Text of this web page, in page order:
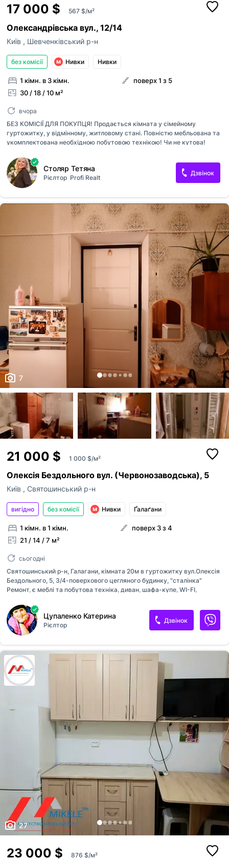
17 000 $ 567 $/м²
Олександрівська вул., 12/14
Київ , Шевченківський р-н
без комісії Нивки Нивки
1 кімн. в 3 кімн.
30 / 18 / 10 м²
поверх 1 з 5
вчора
БЕЗ КОМІСІЇ ДЛЯ ПОКУПЦЯ! Продається кімната у сімейному
гуртожитку, у відмінному, житловому стані. Повністю мебльована та
укомплектована необхідною побутовою технікою! Чи не кутова!
взимку дуже тепло, влітку-прохолодно! Секція на 8 власників. Кухня
велика. Кожен власник має індивідуальне місце для приготування
їжі. Є кімната для сушіння, де кожен власник має свою пральну
машину. Душова обкладена плиткою, бойлер. Інфраструктура
розвинена: поряд дитячі садки, школи, супермаркети, ресторани.
Дуже вигідна пропозиція, та зручне місце розташування! Продаж
здійснюється за договором та ціною, узгодженою з власником, без
Столяр Тетяна
Рієлтор Profi Realt
Дзвінок
7
21 000 $ 1 000 $/м²
Олексія Бездольного вул. (Червонозаводська), 5
Київ , Святошинський р-н
вигідно без комісії Нивки Ґалаґани
1 кімн. в 1 кімн.
21 / 14 / 7 м²
поверх 3 з 4
сьогодні
Святошинський р-н, Галагани, кімната 20м в гуртожитку вул.Олексія
Бездольного, 5, 3/4-поверхового цегляного будинку, "сталінка"
Ремонт, є меблі та побутова техніка, диван, шафа-купе, WI-FI,
зупинки траспорту на усі напрямки(Берестейський проспект), до м.
Нивки - 3 хвилини пішки. Розвинена інфраструктура - спорткомплекс,
поруч магазини, Сільпо, ринок, парк. Ціна 21000 доларів, без комісії
Цупаленко Катерина
Рієлтор
Дзвінок
27
23 000 $ 876 $/м²